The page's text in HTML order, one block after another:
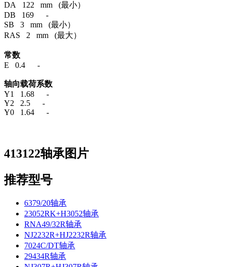
DA 122 mm (最小）
DB 169 -
SB 3 mm (最小）
RAS 2 mm (最大）
常数
E 0.4 -
轴向载荷系数
Y1 1.68 -
Y2 2.5 -
Y0 1.64 -
413122轴承图片
推荐型号
6379/20轴承
23052RK+H3052轴承
RNA49/32R轴承
NJ2232R+HJ2232R轴承
7024C/DT轴承
29434R轴承